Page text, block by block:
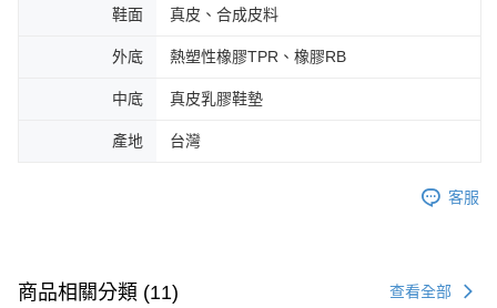
鞋面 真皮、合成皮料
外底 熱塑性橡膠TPR、橡膠RB
中底 真皮乳膠鞋墊
產地 台灣
客服
商品相關分類 (11) 查看全部